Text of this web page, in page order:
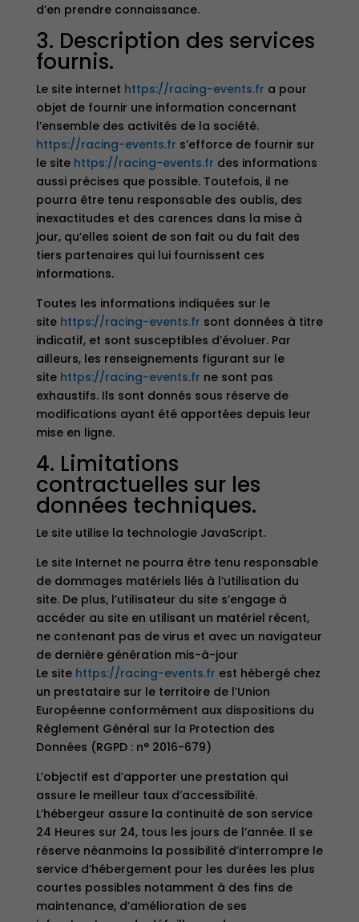
d’en prendre connaissance.
3. Description des services
fournis.
Le site internet https://racing-events.fr a pour
objet de fournir une information concernant
l’ensemble des activités de la société.
https://racing-events.fr s’efforce de fournir sur
le site https://racing-events.fr des informations
aussi précises que possible. Toutefois, il ne
pourra être tenu responsable des oublis, des
inexactitudes et des carences dans la mise à
jour, qu’elles soient de son fait ou du fait des
tiers partenaires qui lui fournissent ces
informations.
Toutes les informations indiquées sur le
site https://racing-events.fr sont données à titre
indicatif, et sont susceptibles d’évoluer. Par
ailleurs, les renseignements figurant sur le
site https://racing-events.fr ne sont pas
exhaustifs. Ils sont donnés sous réserve de
modifications ayant été apportées depuis leur
mise en ligne.
4. Limitations
contractuelles sur les
données techniques.
Le site utilise la technologie JavaScript.
Le site Internet ne pourra être tenu responsable
de dommages matériels liés à l’utilisation du
site. De plus, l’utilisateur du site s’engage à
accéder au site en utilisant un matériel récent,
ne contenant pas de virus et avec un navigateur
de dernière génération mis-à-jour
Le site https://racing-events.fr est hébergé chez
un prestataire sur le territoire de l’Union
Européenne conformément aux dispositions du
Règlement Général sur la Protection des
Données (RGPD : n° 2016-679)
L’objectif est d’apporter une prestation qui
assure le meilleur taux d’accessibilité.
L’hébergeur assure la continuité de son service
24 Heures sur 24, tous les jours de l’année. Il se
réserve néanmoins la possibilité d’interrompre le
service d’hébergement pour les durées les plus
courtes possibles notamment à des fins de
maintenance, d’amélioration de ses